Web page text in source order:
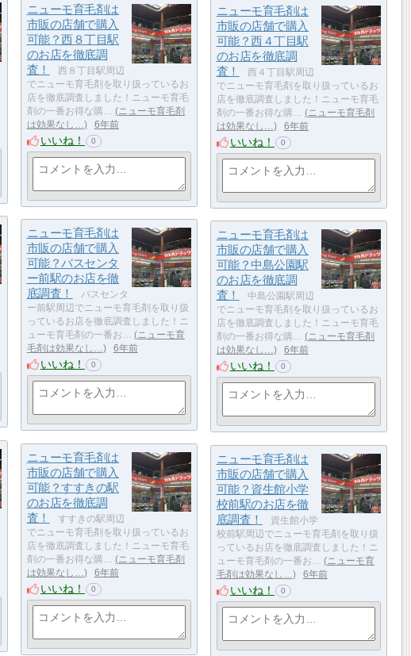
ニューモ育毛剤は
市販の店舗で購入
可能？西８丁目駅
のお店を徹底調
査！
西８丁目駅周辺
でニューモ育毛剤を取り扱っているお
店を徹底調査しました！ニューモ育毛
剤の一番お得な購…
ニューモ育毛剤
は効果なし…
6年前
いいね！ 0
ニューモ育毛剤は
市販の店舗で購入
可能？西４丁目駅
のお店を徹底調
査！
西４丁目駅周辺
でニューモ育毛剤を取り扱っているお
店を徹底調査しました！ニューモ育毛
剤の一番お得な購…
ニューモ育毛剤
は効果なし…
6年前
いいね！ 0
ニューモ育毛剤は
市販の店舗で購入
可能？バスセンタ
ー前駅のお店を徹
底調査！
バスセンタ
ー前駅周辺でニューモ育毛剤を取り扱
っているお店を徹底調査しました！ニ
ューモ育毛剤の一番お…
ニューモ育
毛剤は効果なし…
6年前
いいね！ 0
ニューモ育毛剤は
市販の店舗で購入
可能？中島公園駅
のお店を徹底調
査！
中島公園駅周辺
でニューモ育毛剤を取り扱っているお
店を徹底調査しました！ニューモ育毛
剤の一番お得な購…
ニューモ育毛剤
は効果なし…
6年前
いいね！ 0
ニューモ育毛剤は
市販の店舗で購入
可能？すすきの駅
のお店を徹底調
査！
すすきの駅周辺
でニューモ育毛剤を取り扱っているお
店を徹底調査しました！ニューモ育毛
剤の一番お得な購…
ニューモ育毛剤
は効果なし…
6年前
いいね！ 0
ニューモ育毛剤は
市販の店舗で購入
可能？資生館小学
校前駅のお店を徹
底調査！
資生館小学
校前駅周辺でニューモ育毛剤を取り扱
っているお店を徹底調査しました！ニ
ューモ育毛剤の一番お…
ニューモ育
毛剤は効果なし…
6年前
いいね！ 0